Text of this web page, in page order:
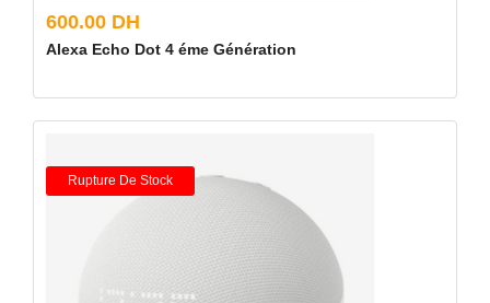
600.00 DH
Alexa Echo Dot 4 éme Génération
Rupture De Stock